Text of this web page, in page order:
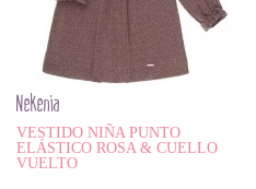
Nekenia
VESTIDO NIÑA PUNTO
ELÁSTICO ROSA & CUELLO
VUELTO